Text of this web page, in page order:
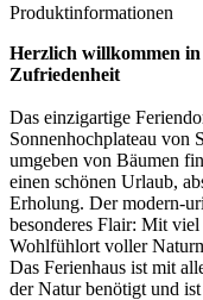
Produktinformationen
Herzlich willkommen
Zufriedenheit
Das einzigartige
Sonnenhochplateau von
umgeben von Bäumen
einen schönen Urlaub,
Erholung. Der modern-
besonderes Flair: Mit
Wohlfühlort voller
Das Ferienhaus ist mit
der Natur benötigt und